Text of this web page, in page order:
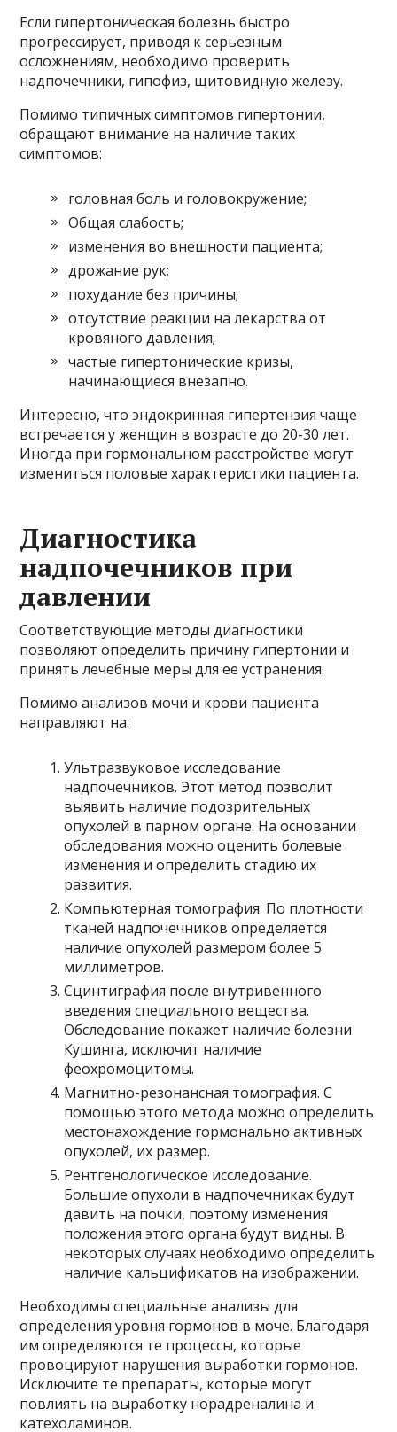
Если гипертоническая болезнь быстро
прогрессирует, приводя к серьезным
осложнениям, необходимо проверить
надпочечники, гипофиз, щитовидную железу.
Помимо типичных симптомов гипертонии,
обращают внимание на наличие таких
симптомов:
головная боль и головокружение;
Общая слабость;
изменения во внешности пациента;
дрожание рук;
похудание без причины;
отсутствие реакции на лекарства от
кровяного давления;
частые гипертонические кризы,
начинающиеся внезапно.
Интересно, что эндокринная гипертензия чаще
встречается у женщин в возрасте до 20-30 лет.
Иногда при гормональном расстройстве могут
измениться половые характеристики пациента.
Диагностика
надпочечников при
давлении
Соответствующие методы диагностики
позволяют определить причину гипертонии и
принять лечебные меры для ее устранения.
Помимо анализов мочи и крови пациента
направляют на:
Ультразвуковое исследование
надпочечников. Этот метод позволит
выявить наличие подозрительных
опухолей в парном органе. На основании
обследования можно оценить болевые
изменения и определить стадию их
развития.
Компьютерная томография. По плотности
тканей надпочечников определяется
наличие опухолей размером более 5
миллиметров.
Сцинтиграфия после внутривенного
введения специального вещества.
Обследование покажет наличие болезни
Кушинга, исключит наличие
феохромоцитомы.
Магнитно-резонансная томография. С
помощью этого метода можно определить
местонахождение гормонально активных
опухолей, их размер.
Рентгенологическое исследование.
Большие опухоли в надпочечниках будут
давить на почки, поэтому изменения
положения этого органа будут видны. В
некоторых случаях необходимо определить
наличие кальцификатов на изображении.
Необходимы специальные анализы для
определения уровня гормонов в моче. Благодаря
им определяются те процессы, которые
провоцируют нарушения выработки гормонов.
Исключите те препараты, которые могут
повлиять на выработку норадреналина и
катехоламинов.